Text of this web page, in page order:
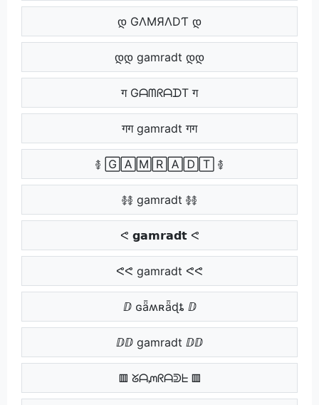
დ GΛMЯΛDƬ დ
დდ gamradt დდ
ग GᗩᗰᖇᗩᗪT ग
गग gamradt गग
࿅ 🄶🄰🄼🅁🄰🄳🅃 ࿅
࿅࿅ gamradt ࿅࿅
ᕙ 𝗴𝗮𝗺𝗿𝗮𝗱𝘁 ᕙ
ᕙᕙ gamradt ᕙᕙ
ⅅ ɢǟʍʀǟɖȶ ⅅ
ⅅⅅ gamradt ⅅⅅ
▥ ᘜᗩᘻᖇᗩᕲᖶ ▥